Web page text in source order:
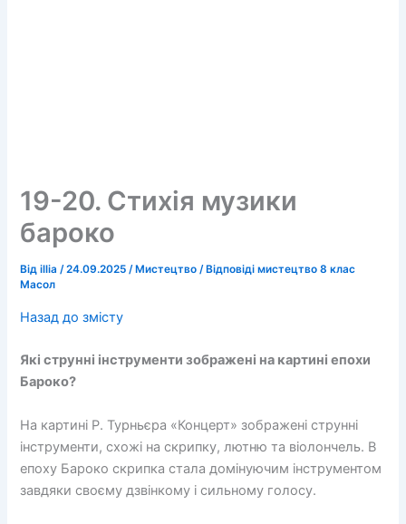
19-20. Стихія музики
бароко
Відillia/24.09.2025/ Мистецтво / Відповіді мистецтво 8 клас
Масол
Назад до змісту
Які струнні інструменти зображені на картині епохи
Бароко?
На картині Р. Турньєра «Концерт» зображені струнні
інструменти, схожі на скрипку, лютню та віолончель. В
епоху Бароко скрипка стала домінуючим інструментом
завдяки своєму дзвінкому і сильному голосу.